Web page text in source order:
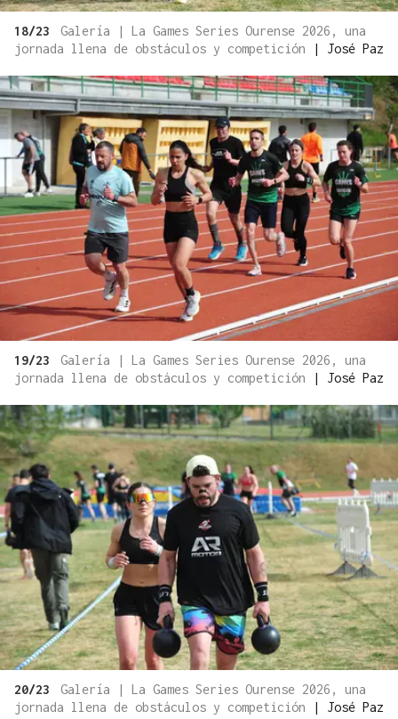
18/23
Galería | La Games Series Ourense 2026, una
jornada llena de obstáculos y competición
| José Paz
19/23
Galería | La Games Series Ourense 2026, una
jornada llena de obstáculos y competición
| José Paz
20/23
Galería | La Games Series Ourense 2026, una
jornada llena de obstáculos y competición
| José Paz